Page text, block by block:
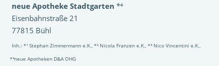
neue Apotheke Stadtgarten *⁴
Eisenbahnstraße 21
77815 Bühl
Inh.: *¹ Stephan Zimmermann e.K., *² Nicola Franzen e.K., *³ Nico Vincentini e.K.,
*⁴neue Apotheken D&A OHG